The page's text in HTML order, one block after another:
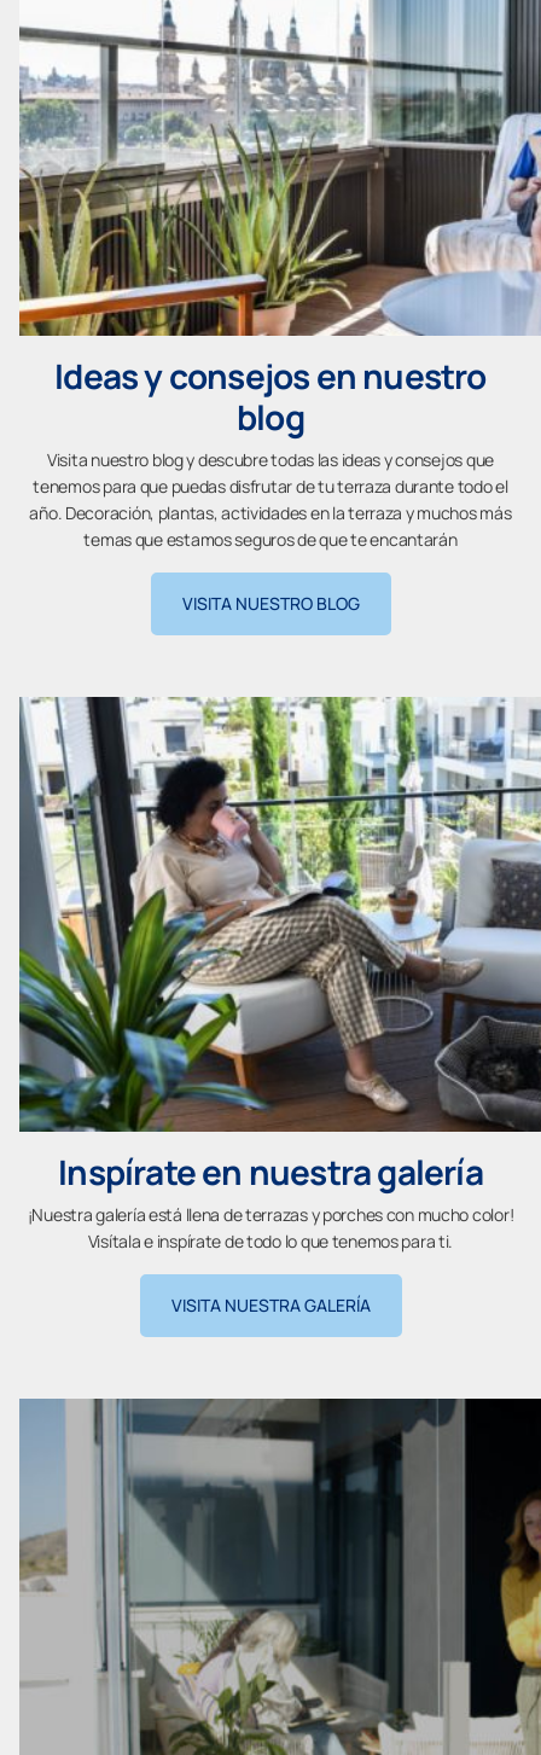
Ideas y consejos en nuestro
blog
Visita nuestro blog y descubre todas las ideas y consejos que
tenemos para que puedas disfrutar de tu terraza durante todo el
año. Decoración, plantas, actividades en la terraza y muchos más
temas que estamos seguros de que te encantarán
VISITA NUESTRO BLOG
Inspírate en nuestra galería
¡Nuestra galería está llena de terrazas y porches con mucho color!
Visítala e inspírate de todo lo que tenemos para ti.
VISITA NUESTRA GALERÍA